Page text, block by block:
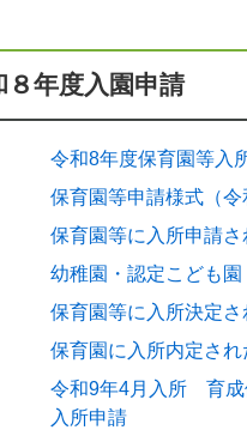
８年度入園申請
令和8年度保育園等入
保育園等申請様式（令
保育園等に入所申請さ
幼稚園・認定こども
保育園等に入所決定
保育園に入所内定され
令和9年4月入所 育成
入所申請